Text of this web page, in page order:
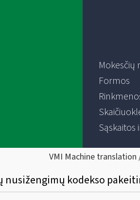
Formos
Sąskaitos
VMI Machine
nusižengimų kodekso